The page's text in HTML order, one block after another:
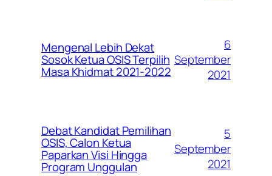
Mengenal Lebih Dekat
Sosok Ketua OSIS Terpilih
Masa Khidmat 2021-2022
6
September
2021
Debat Kandidat Pemilihan
OSIS, Calon Ketua
Paparkan Visi Hingga
Program Unggulan
5
September
2021